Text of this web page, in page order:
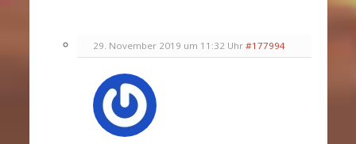
29. November 2019 um 11:32 Uhr #177994